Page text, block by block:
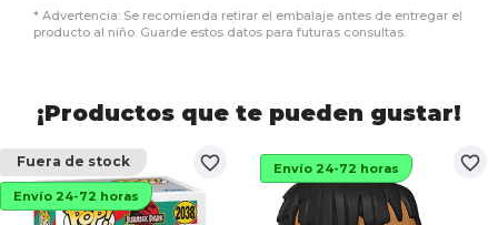
* Advertencia: Se recomienda retirar el embalaje antes de entregar el
producto al niño. Guarde estos datos para futuras consultas.
¡Productos que te pueden gustar!
favorite_border
Fuera de stock
Envío 24-72 horas
favorite_border
Envío 24-72 horas